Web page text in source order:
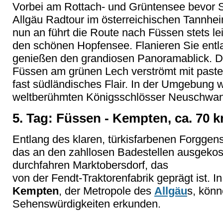
Vorbei am Rottach- und Grüntensee bevor
Allgäu Radtour im österreichischen
nun an führt die Route nach Füssen stets
den schönen Hopfensee. Flanieren Sie
genießen den grandiosen Panoramablick.
Füssen am grünen Lech verströmt mit
fast südländisches Flair. In der Umgebung
weltberühmten Königsschlösser
5. Tag: Füssen - Kempten, ca. 70
Entlang des klaren, türkisfarbenen
das an den zahllosen Badestellen
durchfahren Marktobersdorf, das
von der Fendt-Traktorenfabrik geprägt ist.
Kempten, der Metropole des Allgäus,
Sehenswürdigkeiten erkunden.